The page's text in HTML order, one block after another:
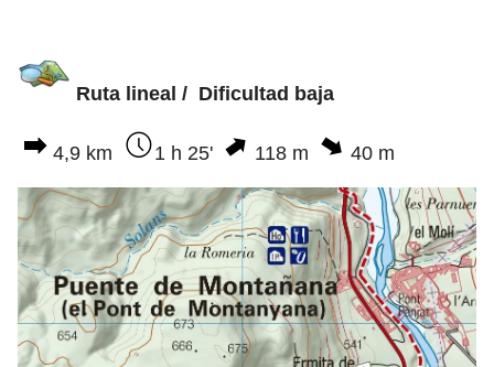
Ruta lineal / Dificultad baja
4,9 km 1 h 25' 118 m 40 m